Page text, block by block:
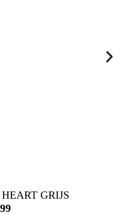
GRIJS